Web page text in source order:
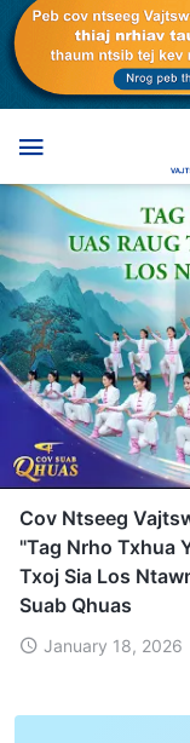
Cov Ntseeg
"Tag Nrho Txhua
Txoj Sia Los
Suab Qhuas
January 18, 2026